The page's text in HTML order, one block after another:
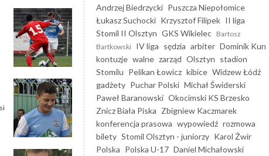
Andrzej Biedrzycki Puszcza Niepołomice
Łukasz Suchocki Krzysztof Filipek II liga
Stomil II Olsztyn GKS Wikielec Bartosz
Bartkowski IV liga sędzia arbiter Dominik Kun
kontuzje walne zarząd Olsztyn stadion
Stomilu Pelikan Łowicz kibice Widzew Łódź
gadżety Puchar Polski Michał Świderski
Paweł Baranowski Okocimski KS Brzesko
Znicz Biała Piska Zbigniew Kaczmarek
konferencja prasowa wypowiedź rozmowa
bilety Stomil Olsztyn - juniorzy Karol Żwir
Polska Polska U-17 Daniel Michałowski